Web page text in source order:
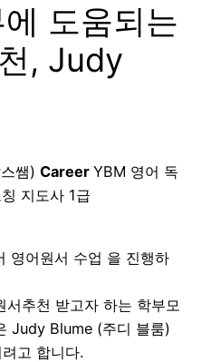
도움되는
, Judy
쌤) Career YBM 영어 독
지도사 1급
영어원서 수업 을 진행하
추천 받고자 하는 학부모
Judy Blume (주디 블룸)
고 합니다.